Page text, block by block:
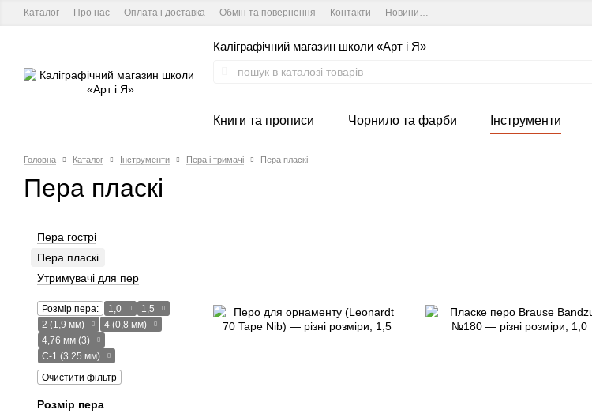
Каталог Про нас Оплата і доставка Обмін та повернення Контакти Новини та курси студії
Каліграфічний магазин школи «Арт і Я»
Книги та прописи Чорнило та фарби Інструменти
Головна Каталог Інструменти Пера і тримачі Пера пласкі
Пера пласкі
Пера гострі
Пера пласкі
Утримувачі для пер
Розмір пера: 1,0
1,5
2 (1,9 мм)
4 (0,8 мм)
4,76 мм (3)
C-1 (3.25 мм)
Очистити фільтр
Розмір пера